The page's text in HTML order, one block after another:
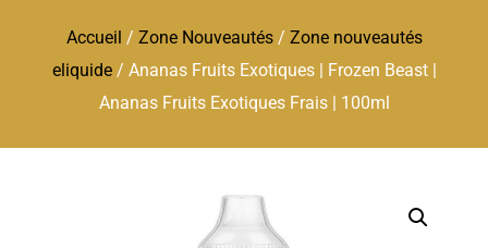
Accueil / Zone Nouveautés/ Zone nouveautés
eliquide/ Ananas Fruits Exotiques | Frozen Beast |
Ananas Fruits Exotiques Frais | 100ml